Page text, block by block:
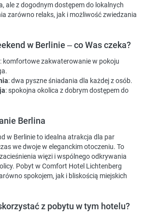
ale z dogodnym dostępem do lokalnych
zarówno relaks, jak i możliwość zwiedzania
w Berlinie – co Was czeka?
: komfortowe zakwaterowanie w pokoju
: dwa pyszne śniadania dla każdej z osób.
: spokojna okolica z dobrym dostępem do
Berlina
w Berlinie to idealna atrakcja dla par
we dwoje w eleganckim otoczeniu. To
więzi i wspólnego odkrywania
Pobyt w Comfort Hotel Lichtenberg
spokojem, jak i bliskością miejskich
z pobytu w tym hotelu?